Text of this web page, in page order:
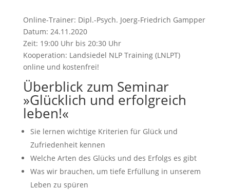
Online-Trainer: Dipl.-Psych. Joerg-Friedrich Gampper
Datum: 24.11.2020
Zeit: 19:00 Uhr bis 20:30 Uhr
Kooperation: Landsiedel NLP Training (LNLPT)
online und kostenfrei!
Überblick zum Seminar
»Glücklich und erfolgreich
leben!«
Sie lernen wichtige Kriterien für Glück und
Zufriedenheit kennen
Welche Arten des Glücks und des Erfolgs es gibt
Was wir brauchen, um tiefe Erfüllung in unserem
Leben zu spüren